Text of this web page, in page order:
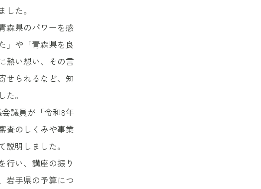
た。
森県のパワーを感
」や「青森県を良
熱い想い、その言
せられるなど、知
。
議員が「令和8年
査のしくみや事業
明しました。
行い、講座の振り
岩手県の予算につ